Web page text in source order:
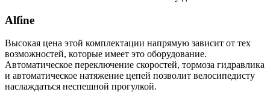
Alfine
Высокая цена этой комплектации напрямую зависит от тех
возможностей, которые имеет это оборудование.
Автоматическое переключение скоростей, тормоза гидравлика
и автоматическое натяжение цепей позволит велосипедисту
наслаждаться неспешной прогулкой.